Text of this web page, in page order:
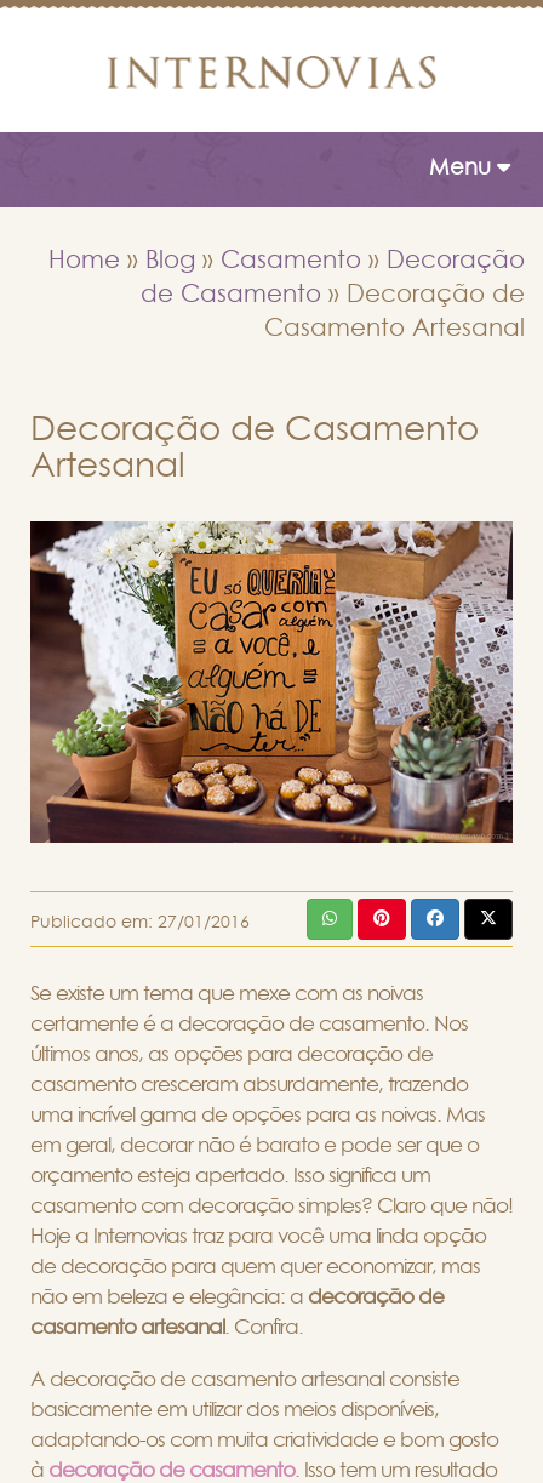
Toggle
Menu
Home » Blog » Casamento »
Decoração
de Casamento »
Decoração de
Casamento Artesanal
Decoração de Casamento
Artesanal
Publicado em: 27/01/2016
Se existe um tema que mexe com as noivas
certamente é a decoração de casamento. Nos
últimos anos, as opções para decoração de
casamento cresceram absurdamente, trazendo
uma incrível gama de opções para as noivas. Mas
em geral, decorar não é barato e pode ser que o
orçamento esteja apertado. Isso significa um
casamento com decoração simples? Claro que não!
Hoje a Internovias traz para você uma linda opção
de decoração para quem quer economizar, mas
não em beleza e elegância: a decoração de
casamento artesanal
. Confira.
A decoração de casamento artesanal consiste
basicamente em utilizar dos meios disponíveis,
adaptando-os com muita criatividade e bom gosto
à decoração de casamento. Isso tem um resultado